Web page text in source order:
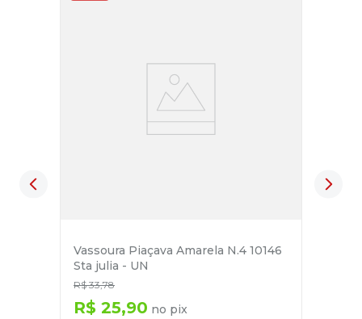
Vassoura Piaçava Amarela N.4 10146
Sta julia - UN
R$ 33,78
R$ 25,90 no pix